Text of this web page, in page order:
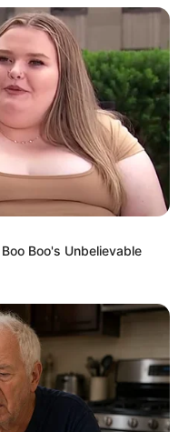
Bikin
Boo's Unbelievable